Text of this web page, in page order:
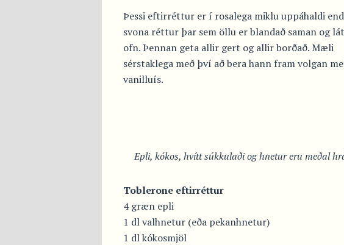
Þessi eftirréttur er í rosalega miklu uppáhaldi
svona réttur þar sem öllu er blandað saman og
ofn. Þennan geta allir gert og allir borðað. Mæli
sérstaklega með því að bera hann fram volgan
vanilluís.
Epli, kókos, hvítt súkkulaði og hnetur eru meðal
Toblerone eftirréttur
4 græn epli
1 dl valhnetur (eða pekanhnetur)
1 dl kókosmjöl